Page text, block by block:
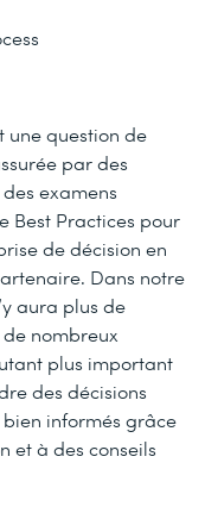
une question de
par des
examens
Best Practices pour
de décision en
Dans notre
aura plus de
nombreux
plus important
des décisions
informés grâce
et à des conseils